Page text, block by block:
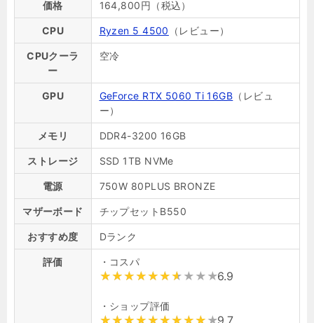
価格 164,800円（税込）
CPU Ryzen 5 4500 （レビュー）
CPUクーラ
ー
空冷
GPU GeForce RTX 5060 Ti 16GB （レビュ
ー）
メモリ DDR4-3200 16GB
ストレージ SSD 1TB NVMe
電源 750W 80PLUS BRONZE
マザーボード チップセットB550
おすすめ度 Dランク
評価 ・コスパ
6.9
・ショップ評価
9.7